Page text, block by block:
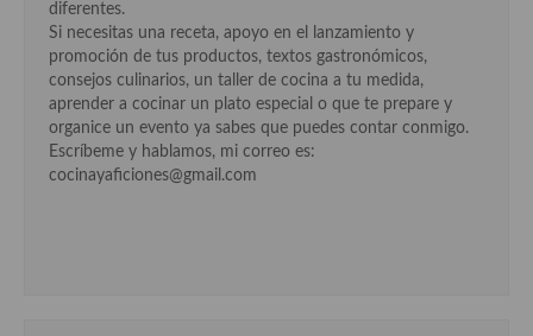
diferentes.
Si necesitas una receta, apoyo en el lanzamiento y
promoción de tus productos, textos gastronómicos,
consejos culinarios, un taller de cocina a tu medida,
aprender a cocinar un plato especial o que te prepare y
organice un evento ya sabes que puedes contar conmigo.
Escríbeme y hablamos, mi correo es:
cocinayaficiones@gmail.com